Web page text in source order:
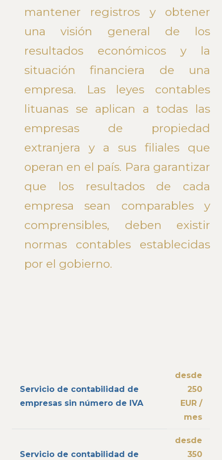
mantener registros y obtener
una visión general de los
resultados económicos y la
situación financiera de una
empresa. Las leyes contables
lituanas se aplican a todas las
empresas de propiedad
extranjera y a sus filiales que
operan en el país. Para garantizar
que los resultados de cada
empresa sean comparables y
comprensibles, deben existir
normas contables establecidas
por el gobierno.
Servicio de contabilidad de
empresas sin número de IVA
desde
250
EUR /
mes
Servicio de contabilidad de
desde
350